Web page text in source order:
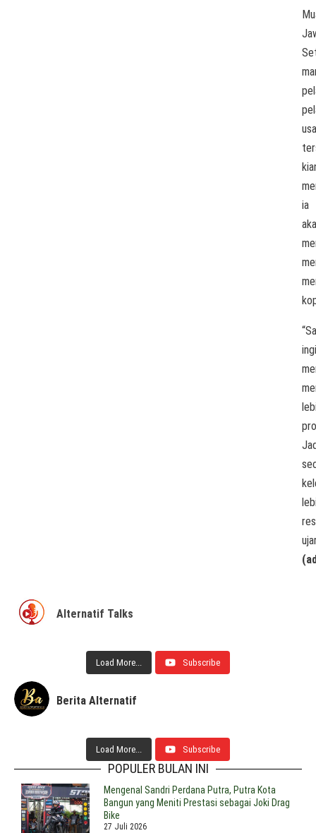
ia
Alternatif Talks
Load More... Subscribe
Berita Alternatif
Load More... Subscribe
POPULER BULAN INI
Mengenal Sandri Perdana Putra, Putra Kota
Bangun yang Meniti Prestasi sebagai Joki Drag
Bike
27 Juli 2026